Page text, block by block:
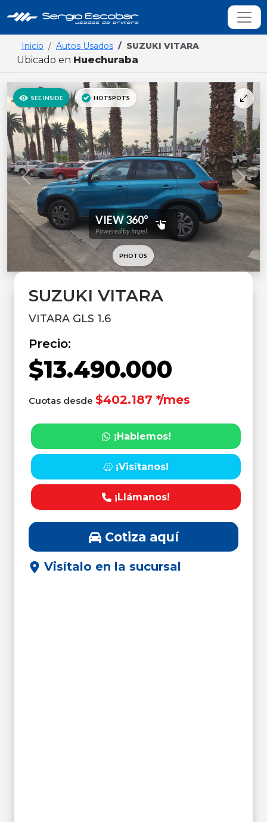
Inicio Autos Usados SUZUKI VITARA
Ubicado en Huechuraba
Previous Next
SUZUKI VITARA
VITARA GLS 1.6
Precio:
$13.490.000
Cuotas desde $402.187 */mes
¡Hablemos!
¡Visítanos!
¡Llámanos!
Cotiza aquí
Visítalo en la sucursal